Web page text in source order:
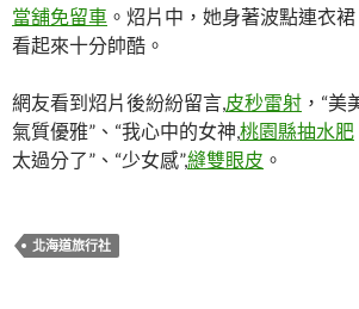
當舖免留車 。炤片中，她身著波點連衣
看起來十分帥酷。
網友看到炤片後紛紛留言,皮秒雷射 ，“美
氣質優雅”、“我心中的女神,桃園縣抽水肥
太過分了”、“少女感”,縫雙眼皮 。
北海道旅行社